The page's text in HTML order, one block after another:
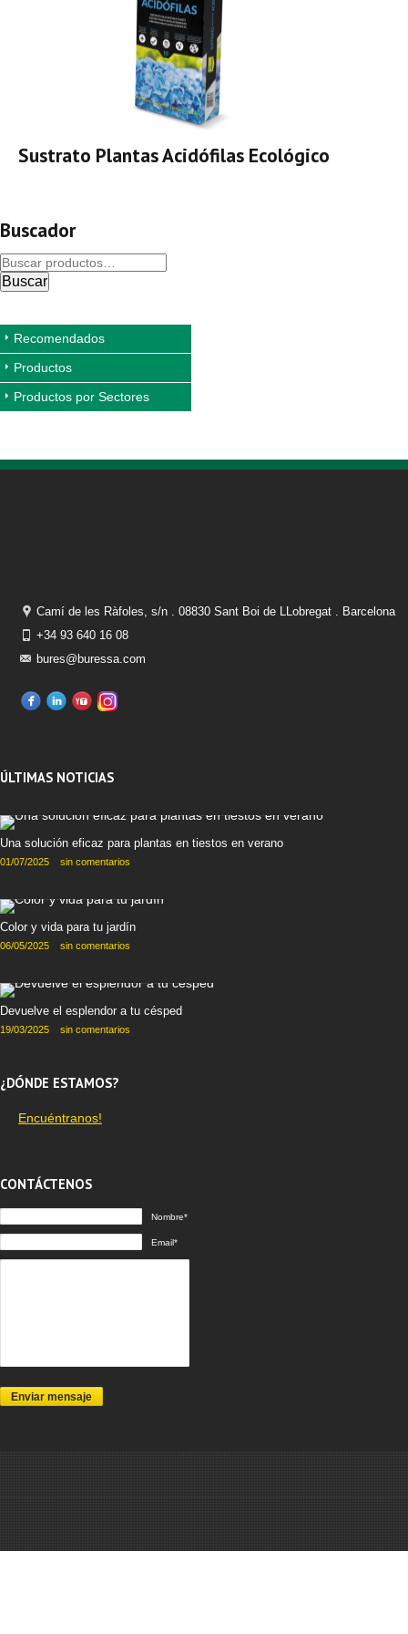
Sustrato Plantas Acidófilas Ecológico
Buscador
Buscar
Recomendados
Productos
Productos por Sectores
Camí de les Ràfoles, s/n . 08830 Sant Boi de LLobregat . Barcelona
+34 93 640 16 08
bures@buressa.com
ÚLTIMAS NOTICIAS
Una solución eficaz para plantas en tiestos en verano
01/07/2025 sin comentarios
Color y vida para tu jardín
06/05/2025 sin comentarios
Devuelve el esplendor a tu césped
19/03/2025 sin comentarios
¿DÓNDE ESTAMOS?
Encuéntranos!
CONTÁCTENOS
Nombre*
Email*
Enviar mensaje